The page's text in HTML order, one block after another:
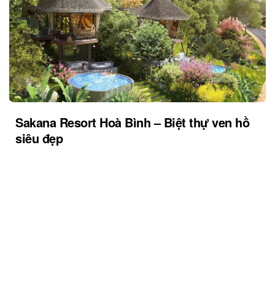
Sakana Resort Hoà Bình – Biệt thự ven hồ
siêu đẹp